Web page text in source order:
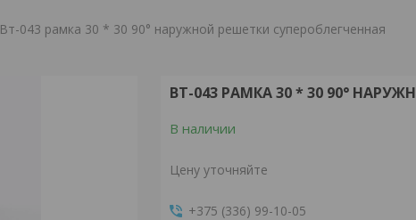
Вт-043 рамка 30 * 30 90° наружной решетки супероблегченная
ВТ-043 РАМКА 30 * 30 90°
В наличии
Цену уточняйте
+375 (336) 99-10-05